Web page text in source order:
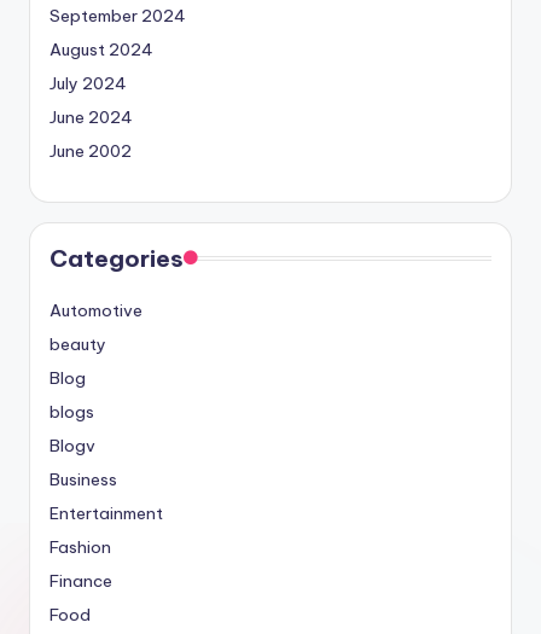
September 2024
August 2024
July 2024
June 2024
June 2002
Categories
Automotive
beauty
Blog
blogs
Blogv
Business
Entertainment
Fashion
Finance
Food